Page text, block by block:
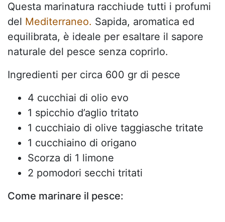
Questa marinatura racchiude tutti i profumi
del Mediterraneo. Sapida, aromatica ed
equilibrata, è ideale per esaltare il sapore
naturale del pesce senza coprirlo.
Ingredienti per circa 600 gr di pesce
4 cucchiai di olio evo
1 spicchio d’aglio tritato
1 cucchiaio di olive taggiasche tritate
1 cucchiaino di origano
Scorza di 1 limone
2 pomodori secchi tritati
Come marinare il pesce: